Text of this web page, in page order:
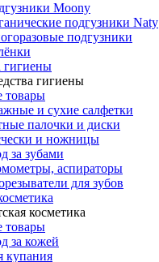
Moony
подгузники Naty
подгузники
гигиены
гигиены
товары
и сухие салфетки
палочки и диски
и ножницы
за зубами
аспираторы
для зубов
косметика
товары
за кожей
купания